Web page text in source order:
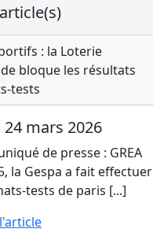
: la Loterie
bloque les résultats
tests
mars 2026
de presse : GREA
la Gespa a fait effectuer
tests de paris [...]